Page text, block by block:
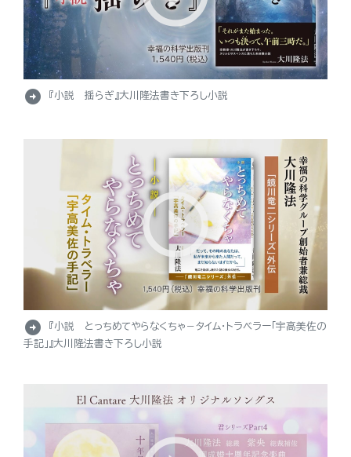
arrow_circle_right 『小説 揺らぎ』大川隆法書き下ろし小説
arrow_circle_right
『小説 とっちめてやらなくちゃ－タイム・トラベラー「宇高美佐の
手記」』大川隆法書き下ろし小説